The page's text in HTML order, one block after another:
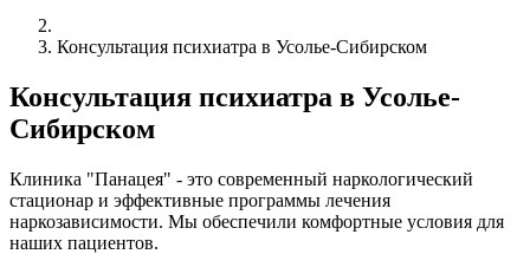
Консультация психиатра в Усолье-Сибирском
Консультация психиатра в Усолье-
Сибирском
Клиника "Панацея" - это современный наркологический
стационар и эффективные программы лечения
наркозависимости. Мы обеспечили комфортные условия для
наших пациентов.